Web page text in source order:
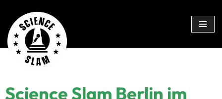
Zum
Inhalt
springen
Science Slam Berlin im